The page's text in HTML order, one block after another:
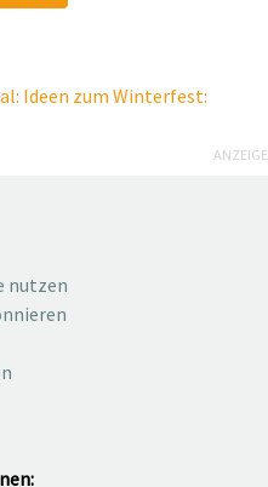
Ideen zum Winterfest:
ANZEIGE
nutzen